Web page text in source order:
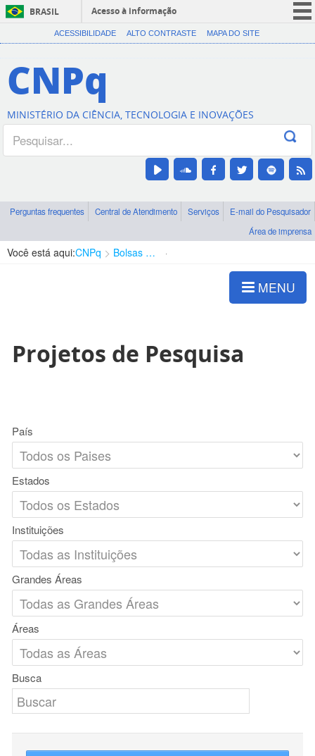
BRASIL
Acesso à informação
CORONAVÍRUS (COVID-19)
Canais
ACESSIBILIDADE ALTO CONTRASTE MAPA DO SITE
CNPq
MINISTÉRIO DA CIÊNCIA, TECNOLOGIA E INOVAÇÕES
Perguntas frequentes Central de Atendimento Serviços
E-mail do Pesquisador
Área de imprensa
Você está aqui:CNPq Bolsas e Auxílios Vigentes
MENU
Projetos de Pesquisa
País
Estados
Instituições
Grandes Áreas
Áreas
Busca